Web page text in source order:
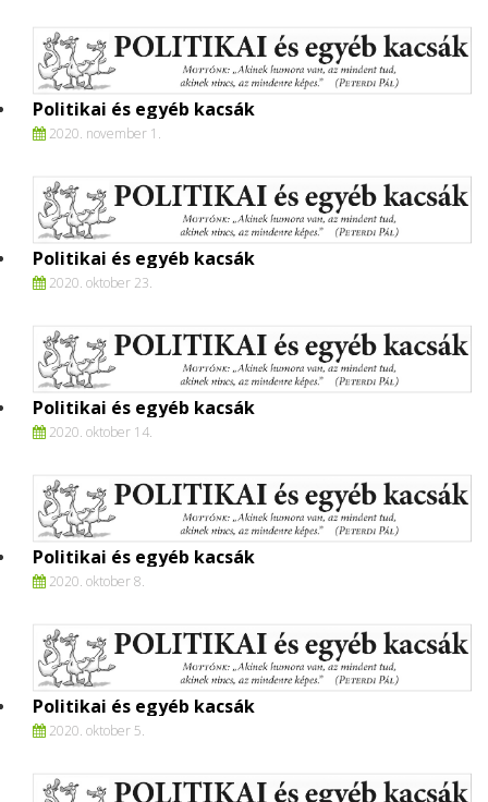
Politikai és egyéb kacsák
2020. november 1.
Politikai és egyéb kacsák
2020. oktober 23.
Politikai és egyéb kacsák
2020. oktober 14.
Politikai és egyéb kacsák
2020. oktober 8.
Politikai és egyéb kacsák
2020. oktober 5.